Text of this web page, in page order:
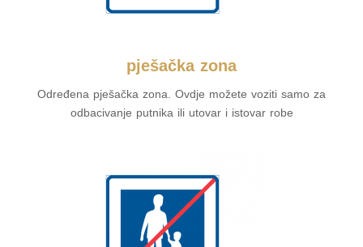
pješačka zona
Određena pješačka zona. Ovdje možete voziti samo za
odbacivanje putnika ili utovar i istovar robe